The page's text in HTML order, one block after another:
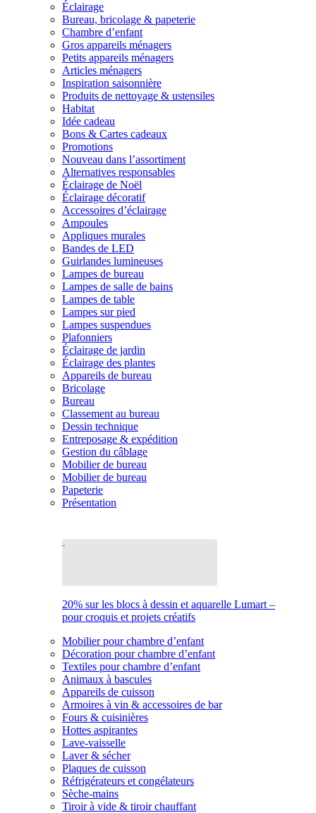
Éclairage
Bureau, bricolage & papeterie
Chambre d’enfant
Gros appareils ménagers
Petits appareils ménagers
Articles ménagers
Inspiration saisonnière
Produits de nettoyage & ustensiles
Habitat
Idée cadeau
Bons & Cartes cadeaux
Promotions
Nouveau dans l’assortiment
Alternatives responsables
Éclairage de Noël
Éclairage décoratif
Accessoires d’éclairage
Ampoules
Appliques murales
Bandes de LED
Guirlandes lumineuses
Lampes de bureau
Lampes de salle de bains
Lampes de table
Lampes sur pied
Lampes suspendues
Plafonniers
Éclairage de jardin
Éclairage des plantes
Appareils de bureau
Bricolage
Bureau
Classement au bureau
Dessin technique
Entreposage & expédition
Gestion du câblage
Mobilier de bureau
Mobilier de bureau
Papeterie
Présentation
20% sur les blocs à dessin et aquarelle Lumart –
pour croquis et projets créatifs
Mobilier pour chambre d’enfant
Décoration pour chambre d’enfant
Textiles pour chambre d’enfant
Animaux à bascules
Appareils de cuisson
Armoires à vin & accessoires de bar
Fours & cuisinières
Hottes aspirantes
Lave-vaisselle
Laver & sécher
Plaques de cuisson
Réfrigérateurs et congélateurs
Sèche-mains
Tiroir à vide & tiroir chauffant